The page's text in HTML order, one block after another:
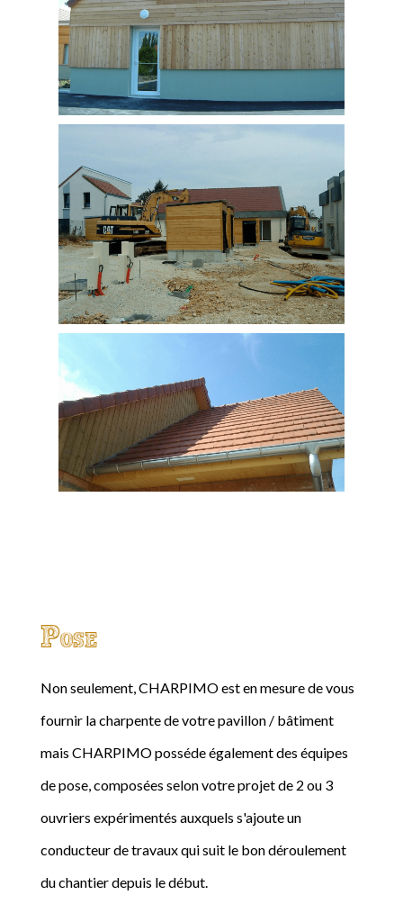
Pose
Non seulement, CHARPIMO est en mesure de vous
fournir la charpente de votre pavillon / bâtiment
mais CHARPIMO posséde également des équipes
de pose, composées selon votre projet de 2 ou 3
ouvriers expérimentés auxquels s'ajoute un
conducteur de travaux qui suit le bon déroulement
du chantier depuis le début.